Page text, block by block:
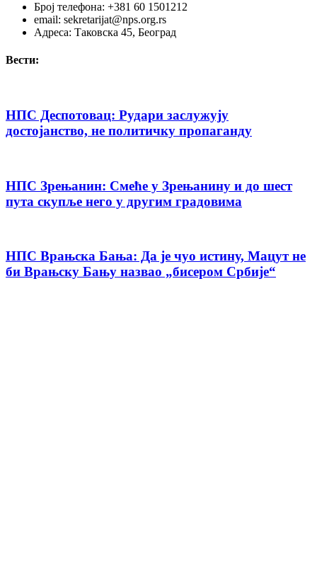
Број телефона: +381 60 1501212
email: sekretarijat@nps.org.rs
Адреса: Таковска 45, Београд
Вести:
НПС Деспотовац: Рудари заслужују
достојанство, не политичку пропаганду
НПС Зрењанин: Смеће у Зрењанину и до шест
пута скупље него у другим градовима
НПС Врањска Бања: Да је чуо истину, Мацут не
би Врањску Бању назвао „бисером Србије“